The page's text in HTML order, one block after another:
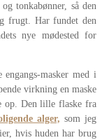
tonkabønner, så den
frugt. Har fundet den
nye mødested for
masker med i
virkning en maske
op. Den lille flaske fra
alger, som jeg
hvis huden har brug